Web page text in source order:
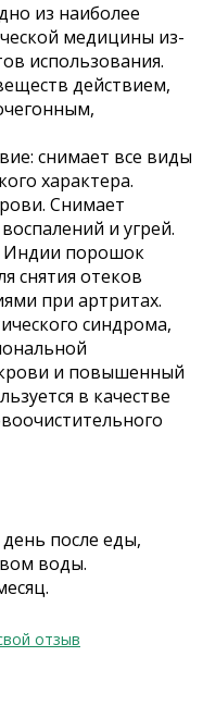
из наиболее
медицины из-
использования.
действием,
снимает все виды
характера.
Снимает
и угрей.
Индии порошок
снятия отеков
при артритах.
синдрома,
и повышенный
в качестве
после еды,
воды.
отзыв